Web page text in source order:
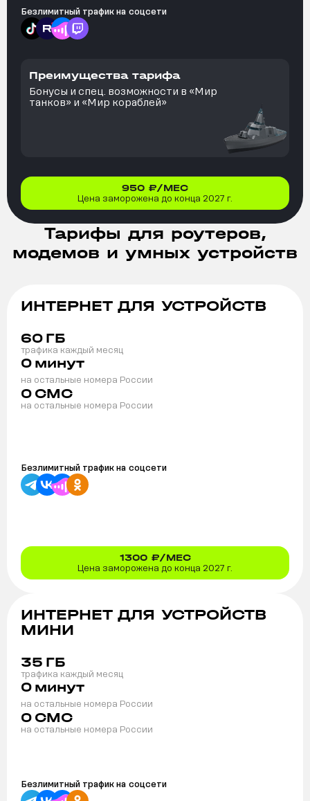
Безлимитный трафик на соцсети
Преимущества тарифа
Бонусы и спец. возможности в «Мир
танков» и «Мир кораблей»
950 ₽/МЕС
Цена заморожена до конца 2027 г.
Тарифы для роутеров,
модемов и умных устройств
ИНТЕРНЕТ ДЛЯ УСТРОЙСТВ
60 ГБ
трафика каждый месяц
0 минут
на остальные номера России
0 СМС
на остальные номера России
Безлимитный трафик на соцсети
1300 ₽/МЕС
Цена заморожена до конца 2027 г.
ИНТЕРНЕТ ДЛЯ УСТРОЙСТВ
МИНИ
35 ГБ
трафика каждый месяц
0 минут
на остальные номера России
0 СМС
на остальные номера России
Безлимитный трафик на соцсети